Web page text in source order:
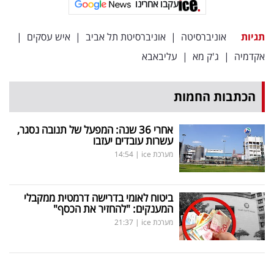
עקבו
עקבו אחרינו
תגיות אוניברסיטה | אוניברסיטת תל אביב | איש עסקים |
אקדמיה | ג'ק מא | עליבאבא
הכתבות החמות
אחרי 36 שנה: המפעל של תנובה נסגר,
עשרות עובדים יעזבו
מערכת ice |
14:54
ביטוח לאומי בדרישה דרמטית ממקבלי
המענקים: "להחזיר את הכסף"
מערכת ice |
21:37